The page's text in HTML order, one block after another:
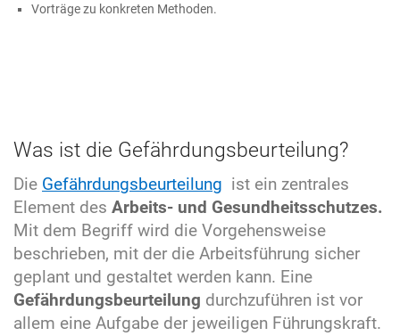
Vorträge zu konkreten Methoden.
Was ist die Gefährdungs­beurteilung?
Die Gefährdungsbeurteilung ist ein zentrales
Element des Arbeits- und Gesundheitsschutzes.
Mit dem Begriff wird die Vorgehensweise
beschrieben, mit der die Arbeitsführung sicher
geplant und gestaltet werden kann. Eine
Gefährdungs­beurteilung durchzuführen ist vor
allem eine Aufgabe der jeweiligen Führungskraft.